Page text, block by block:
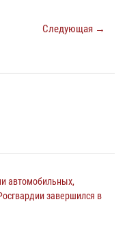
Следующая →
автомобильных,
завершился в